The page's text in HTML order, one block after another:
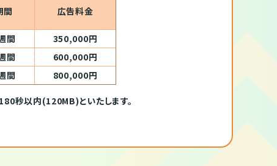
間 広告料金
間
350,000円
間
600,000円
間
800,000円
秒以内(120MB)といたします。